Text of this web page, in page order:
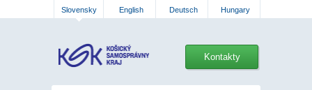
Slovensky English Deutsch Hungary
Kontakty